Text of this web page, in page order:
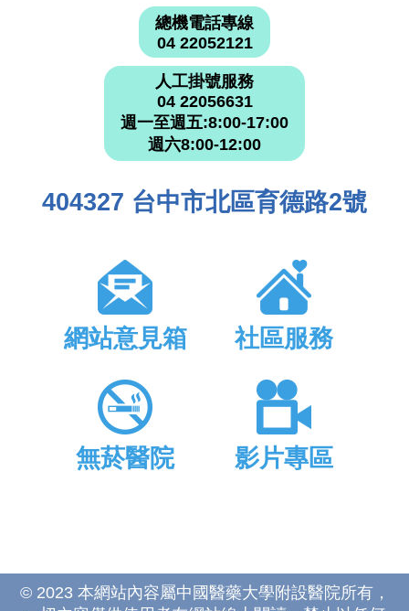
總機電話專線
04 22052121
人工掛號服務
04 22056631
週一至週五:8:00-17:00
週六8:00-12:00
404327 台中市北區育德路2號
網站意見箱 社區服務
無菸醫院 影片專區
© 2023 本網站內容屬中國醫藥大學附設醫院所有，